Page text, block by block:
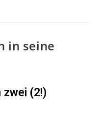
in seine
zwei (2!)